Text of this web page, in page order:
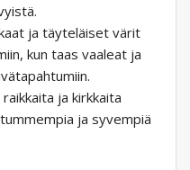
ja täyteläiset värit
kun taas vaaleat ja
ja kirkkaita
ja syvempiä